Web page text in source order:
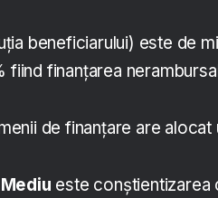
beneficiarului) este de
fiind finanţarea
de finanțare are
Mediu este conștientizarea